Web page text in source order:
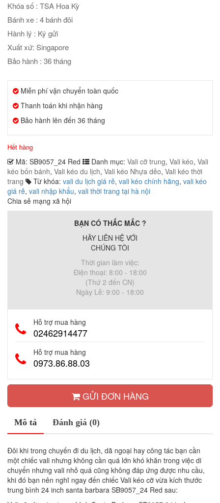
Khóa số : TSA Hoa Kỳ
Bánh xe : 4 bánh đôi
Hành lý : Ký gửi
Xuất xứ: Singapore
Bảo hành : 36 tháng
Miễn phí vận chuyển toàn quốc
Thanh toán khi nhận hàng
Bảo hành lên đến 36 tháng
Hết hàng
Mã: SB9057_24 Red Danh mục: Vali cỡ trung, Vali kéo, Vali
kéo bốn bánh, Vali kéo du lịch, Vali kéo Nhựa dẻo, Vali kéo thời
trang
Từ khóa: vali du lịch giá rẻ, vali kéo chính hãng, vali kéo
giá rẻ, vali nhập khẩu, vali thời trang tại hà nội
Chia sẻ mạng xã hội
BẠN CÓ THẮC MẮC ?
HÃY LIÊN HỆ VỚI
CHÚNG TÔI
Thời gian làm việc:
Điện thoại: 8:00 - 18:00
(Thứ 2 đến CN)
Ngày Lễ: 9:00 - 18:00
Hỗ trợ mua hàng
02462914477
Hỗ trợ mua hàng
0973.86.88.03
GỬI ĐƠN HÀNG
Mô tả Đánh giá (0)
Đôi khi trong chuyến đi du lịch, dã ngoại hay công tác bạn cần
một chiếc vali nhưng không cần quá lớn khó khăn trong việc di
chuyển nhưng vali nhỏ quá cũng không đáp ứng được nhu cầu,
khi đó bạn nên nghĩ ngay đến chiếc Vali kéo cỡ vừa kích thước
trung bình 24 inch santa barbara SB9057_24 Red sau: